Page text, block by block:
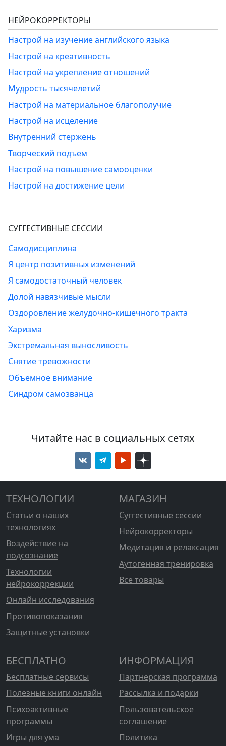
НЕЙРОКОРРЕКТОРЫ
Настрой на изучение английского языка
Настрой на креативность
Настрой на укрепление отношений
Мудрость тысячелетий
Настрой на материальное благополучие
Настрой на исцеление
Внутренний стержень
Творческий подъем
Настрой на повышение самооценки
Настрой на достижение цели
СУГГЕСТИВНЫЕ СЕССИИ
Самодисциплина
Я центр позитивных изменений
Я самодостаточный человек
Долой навязчивые мысли
Оздоровление желудочно-кишечного тракта
Харизма
Экстремальная выносливость
Снятие тревожности
Объемное внимание
Синдром самозванца
Читайте нас в социальных сетях
ТЕХНОЛОГИИ
Статьи о наших
технологиях
Воздействие на
подсознание
Технологии
нейрокоррекции
Онлайн исследования
Противопоказания
Защитные установки
МАГАЗИН
Суггестивные сессии
Нейрокорректоры
Медитация и релаксация
Аутогенная тренировка
Все товары
БЕСПЛАТНО
Бесплатные сервисы
Полезные книги онлайн
Психоактивные
программы
Игры для ума
ИНФОРМАЦИЯ
Партнерская программа
Рассылка и подарки
Пользовательское
соглашение
Политика